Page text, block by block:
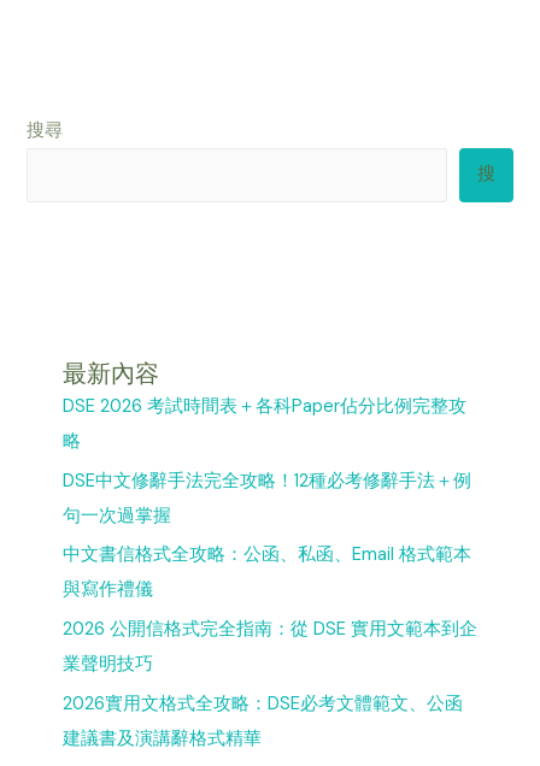
搜尋
搜
最新內容
DSE 2026 考試時間表＋各科Paper佔分比例完整攻
略
DSE中文修辭手法完全攻略！12種必考修辭手法＋例
句一次過掌握
中文書信格式全攻略：公函、私函、Email 格式範本
與寫作禮儀
2026 公開信格式完全指南：從 DSE 實用文範本到企
業聲明技巧
2026實用文格式全攻略：DSE必考文體範文、公函
建議書及演講辭格式精華